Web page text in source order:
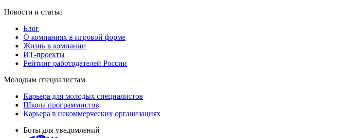
Новости и статьи
Блог
О компаниях в игровой форме
Жизнь в компании
ИТ-проекты
Рейтинг работодателей России
Молодым специалистам
Карьера для молодых специалистов
Школа программистов
Карьера в некоммерческих организациях
Боты для уведомлений